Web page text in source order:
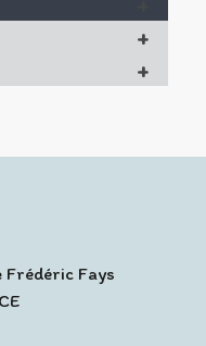
+
+
Frédéric Fays